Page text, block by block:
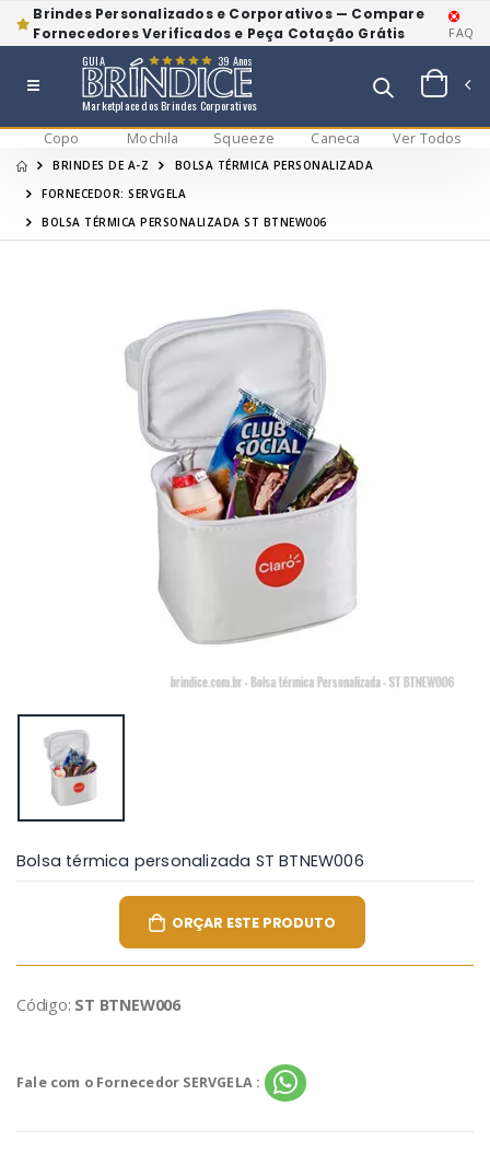
Brindes Personalizados e Corporativos — Compare
Fornecedores Verificados e Peça Cotação Grátis
FAQ
Marketplace dos Brindes Corporativos
GUIA 39 Anos
Copo Mochila Squeeze Caneca Ver Todos
BRINDES DE A-Z
BOLSA TÉRMICA PERSONALIZADA
FORNECEDOR: SERVGELA
BOLSA TÉRMICA PERSONALIZADA ST BTNEW006
Bolsa térmica personalizada ST BTNEW006
ORÇAR ESTE PRODUTO
Código: ST BTNEW006
Fale com o Fornecedor SERVGELA :